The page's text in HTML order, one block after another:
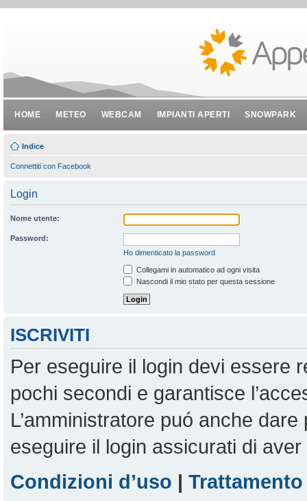
HOME METEO WEBCAM IMPIANTI APERTI SNOWPARK
Indice
Connettiti con Facebook
Login
Nome utente:
Password:
Ho dimenticato la password
Collegami in automatico ad ogni visita
Nascondi il mio stato per questa sessione
ISCRIVITI
Per eseguire il login devi essere
pochi secondi e garantisce
L’amministratore puó anche
eseguire il login assicurati di
Condizioni d’uso |